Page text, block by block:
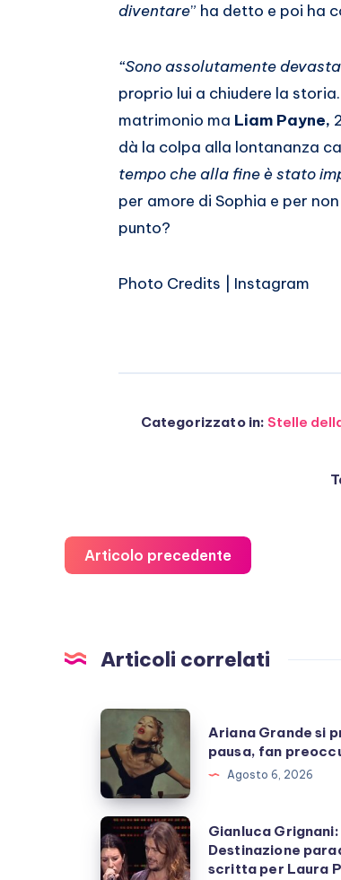
diventare” ha detto e poi ha
“Sono assolutamente
proprio lui a chiudere la
matrimonio ma Liam Payne,
dà la colpa alla lontananza
tempo che alla fine è stato
per amore di Sophia e per
punto?
Photo Credits | Instagram
Categorizzato in: Stelle
Articolo precedente
Articoli correlati
Ariana
Grande
prende
una
pausa,
fan
Ariana Grande si
pausa, fan
Agosto 6, 2026
Gianluca
Grignani:
Gianluca Grignani:
Destinazione
scritta per Laura